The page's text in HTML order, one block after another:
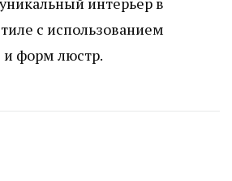
с использованием
и форм люстр.